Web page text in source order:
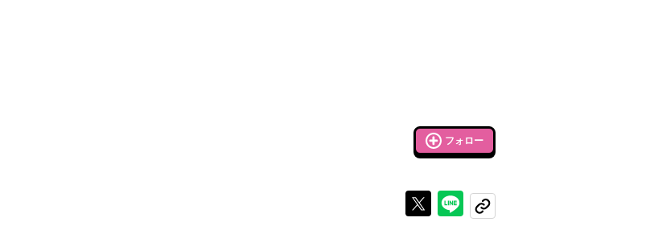
フォロー
Xで投稿するラインでシェアする
コピーする